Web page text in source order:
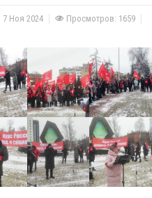
7 Ноя 2024
Просмотров: 1659